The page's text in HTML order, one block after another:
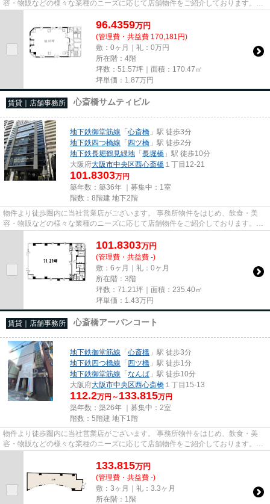
容・物販などの様々な業種のニーズに応じて店舗物件をご紹介しております。
尚、弊社ではおとり広告は一切...
96.4359万円
(管理費・共益費 170,181円)
敷：0ヶ月｜礼：0万円
所在階：4階
坪数：51.57坪｜面積：170.47㎡
坪単価： 1.87万円
賃貸｜店舗事務所 心斎橋サムティビル
地下鉄御堂筋線 「心斎橋 」駅 徒歩3分
地下鉄四つ橋線 「四ツ橋 」駅 徒歩2分
地下鉄長堀鶴見緑地 「長堀橋 」駅 徒歩10分
大阪府大阪市中央区西心斎橋 １丁目12-21
101.8303万円
築年数：築36年 ｜募集中： 1室
階数：8階建 地下2階
物件より徒歩圏内に当社営業店がございます。 事務所物件をはじめ、飲食・美
容・物販などの様々な業種のニーズに応じて店舗物件をご紹介しております。
尚、弊社ではおとり広告は一切...
101.8303万円
(管理費・共益費 -)
敷：6ヶ月｜礼：0ヶ月
所在階：3階
坪数：71.21坪｜面積：235.40㎡
坪単価： 1.43万円
賃貸｜店舗事務所 心斎橋アーバンコート
地下鉄御堂筋線 「心斎橋 」駅 徒歩3分
地下鉄四つ橋線 「四ツ橋 」駅 徒歩1分
地下鉄御堂筋線 「なんば 」駅 徒歩10分
大阪府大阪市中央区西心斎橋 １丁目15-13
112.2万円～ 133.815万円
築年数：築26年 ｜募集中： 2室
階数：5階建 地下1階
物件より徒歩圏内に当社営業店がございます。 事務所物件をはじめ、飲食・美
容・物販などの様々な業種のニーズに応じて店舗物件をご紹介しております。
尚、弊社ではおとり広告は一切...
133.815万円
(管理費・共益費 -)
敷：3ヶ月｜礼：3.3ヶ月
所在階：1階